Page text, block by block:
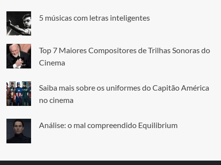
5 músicas com letras inteligentes
Top 7 Maiores Compositores de Trilhas Sonoras do
Cinema
Saiba mais sobre os uniformes do Capitão América
no cinema
Análise: o mal compreendido Equilibrium